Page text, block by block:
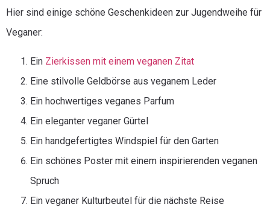
Hier sind einige schöne Geschenkideen zur Jugendweihe für
Veganer:
Ein Zierkissen mit einem veganen Zitat
Eine stilvolle Geldbörse aus veganem Leder
Ein hochwertiges veganes Parfum
Ein eleganter veganer Gürtel
Ein handgefertigtes Windspiel für den Garten
Ein schönes Poster mit einem inspirierenden veganen
Spruch
Ein veganer Kulturbeutel für die nächste Reise